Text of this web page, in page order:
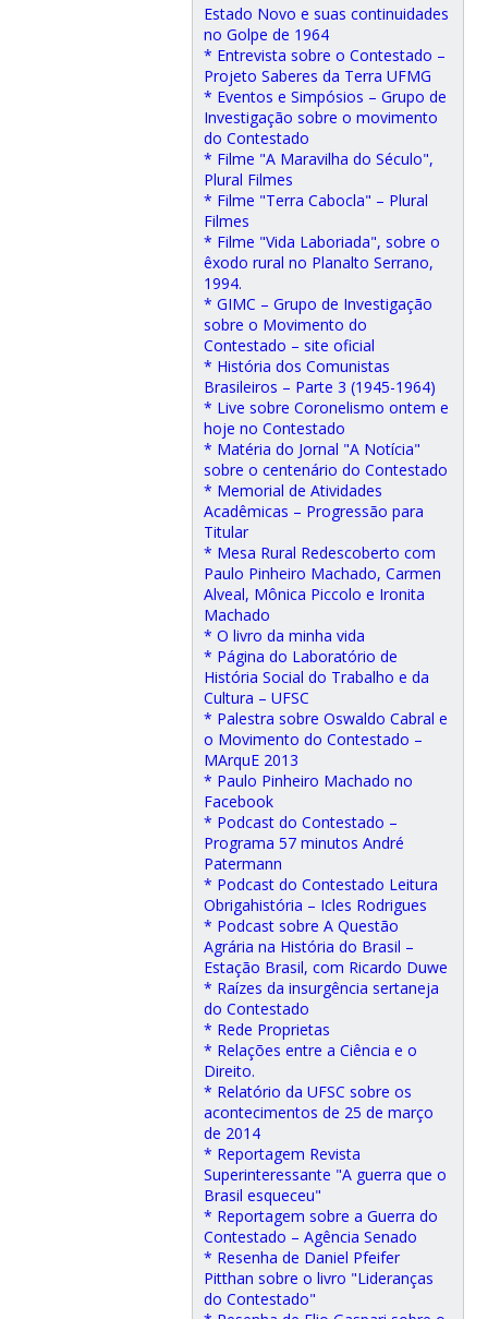
Estado Novo e suas continuidades
no Golpe de 1964
* Entrevista sobre o Contestado –
Projeto Saberes da Terra UFMG
* Eventos e Simpósios – Grupo de
Investigação sobre o movimento
do Contestado
* Filme "A Maravilha do Século",
Plural Filmes
* Filme "Terra Cabocla" – Plural
Filmes
* Filme "Vida Laboriada", sobre o
êxodo rural no Planalto Serrano,
1994.
* GIMC – Grupo de Investigação
sobre o Movimento do
Contestado – site oficial
* História dos Comunistas
Brasileiros – Parte 3 (1945-1964)
* Live sobre Coronelismo ontem e
hoje no Contestado
* Matéria do Jornal "A Notícia"
sobre o centenário do Contestado
* Memorial de Atividades
Acadêmicas – Progressão para
Titular
* Mesa Rural Redescoberto com
Paulo Pinheiro Machado, Carmen
Alveal, Mônica Piccolo e Ironita
Machado
* O livro da minha vida
* Página do Laboratório de
História Social do Trabalho e da
Cultura – UFSC
* Palestra sobre Oswaldo Cabral e
o Movimento do Contestado –
MArquE 2013
* Paulo Pinheiro Machado no
Facebook
* Podcast do Contestado –
Programa 57 minutos André
Patermann
* Podcast do Contestado Leitura
Obrigahistória – Icles Rodrigues
* Podcast sobre A Questão
Agrária na História do Brasil –
Estação Brasil, com Ricardo Duwe
* Raízes da insurgência sertaneja
do Contestado
* Rede Proprietas
* Relações entre a Ciência e o
Direito.
* Relatório da UFSC sobre os
acontecimentos de 25 de março
de 2014
* Reportagem Revista
Superinteressante "A guerra que o
Brasil esqueceu"
* Reportagem sobre a Guerra do
Contestado – Agência Senado
* Resenha de Daniel Pfeifer
Pitthan sobre o livro "Lideranças
do Contestado"